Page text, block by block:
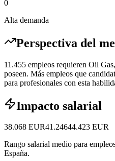
0
Alta demanda
Perspectiva del
11.455 empleos requieren Oil
poseen. Más empleos que
para profesionales con esta
Impacto salarial
38.068 EUR41.24644.423 EUR
Rango salarial medio para
España.